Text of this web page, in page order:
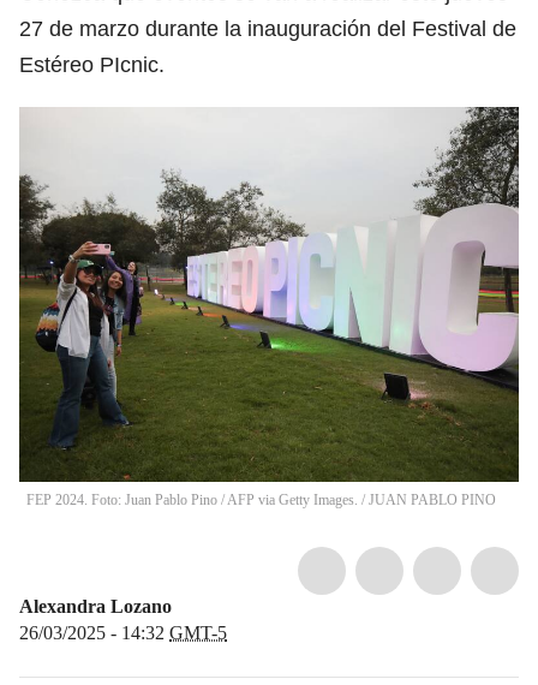
27 de marzo durante la inauguración del Festival de
Estéreo PIcnic.
FEP 2024. Foto: Juan Pablo Pino / AFP via Getty Images. / JUAN PABLO PINO
Alexandra Lozano
26/03/2025 - 14:32 GMT-5